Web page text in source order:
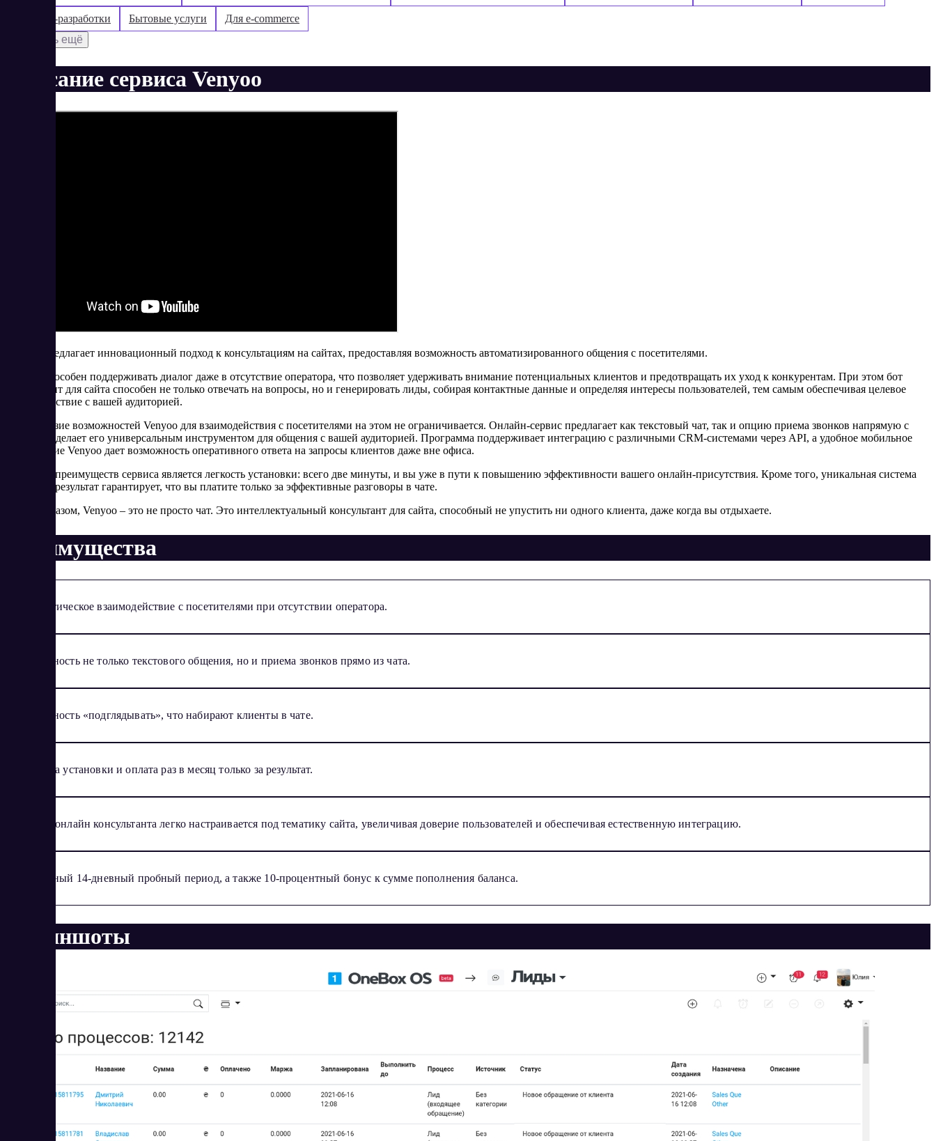
Для web-разработки Бытовые услуги
Для e-commerce
Показать ещё
Описание сервиса Venyoo
Venyoo предлагает инновационный подход к консультациям на сайтах, предоставляя возможность автоматизированного общения с посетителями.
Сервис способен поддерживать диалог даже в отсутствие оператора, что позволяет удерживать внимание потенциальных клиентов и предотвращать их уход к конкурентам. При этом бот
консультант для сайта способен не только отвечать на вопросы, но и генерировать лиды, собирая контактные данные и определяя интересы пользователей, тем самым обеспечивая целевое
взаимодействие с вашей аудиторией.
Разнообразие возможностей Venyoo для взаимодействия с посетителями на этом не ограничивается. Онлайн-сервис предлагает как текстовый чат, так и опцию приема звонков напрямую с
сайта, что делает его универсальным инструментом для общения с вашей аудиторией. Программа поддерживает интеграцию с различными CRM-системами через API, а удобное мобильное
приложение Venyoo дает возможность оперативного ответа на запросы клиентов даже вне офиса.
Одним из преимуществ сервиса является легкость установки: всего две минуты, и вы уже в пути к повышению эффективности вашего онлайн-присутствия. Кроме того, уникальная система
оплаты за результат гарантирует, что вы платите только за эффективные разговоры в чате.
Таким образом, Venyoo – это не просто чат. Это интеллектуальный консультант для сайта, способный не упустить ни одного клиента, даже когда вы отдыхаете.
Преимущества
Автоматическое взаимодействие с посетителями при отсутствии оператора.
Возможность не только текстового общения, но и приема звонков прямо из чата.
Возможность «подглядывать», что набирают клиенты в чате.
Простота установки и оплата раз в месяц только за результат.
Виджет онлайн консультанта легко настраивается под тематику сайта, увеличивая доверие пользователей и обеспечивая естественную интеграцию.
Бесплатный 14-дневный пробный период, а также 10-процентный бонус к сумме пополнения баланса.
Скриншоты